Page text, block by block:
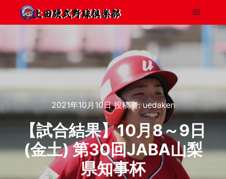
2021年10月10日投稿者:uedaken
【試合結果】10月8～9日
(金土) 第30回JABA山梨
県知事杯